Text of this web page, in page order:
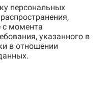
персональных
с момента
указанного в
в отношении